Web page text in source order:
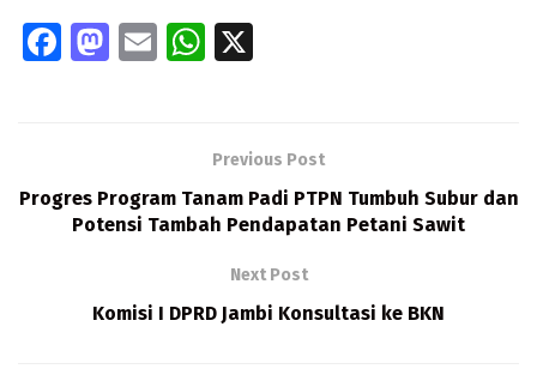
Fa
o
k
M
o
n
E
W
s
A
p
Previous Post
Progres Program Tanam Padi PTPN Tumbuh Subur dan
Potensi Tambah Pendapatan Petani Sawit
Next Post
Komisi I DPRD Jambi Konsultasi ke BKN